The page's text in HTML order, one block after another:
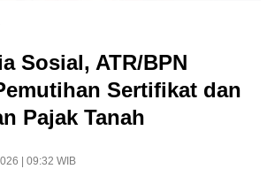
Sosial, ATR/BPN
Sertifikat dan
Pajak Tanah
| 09:32 WIB